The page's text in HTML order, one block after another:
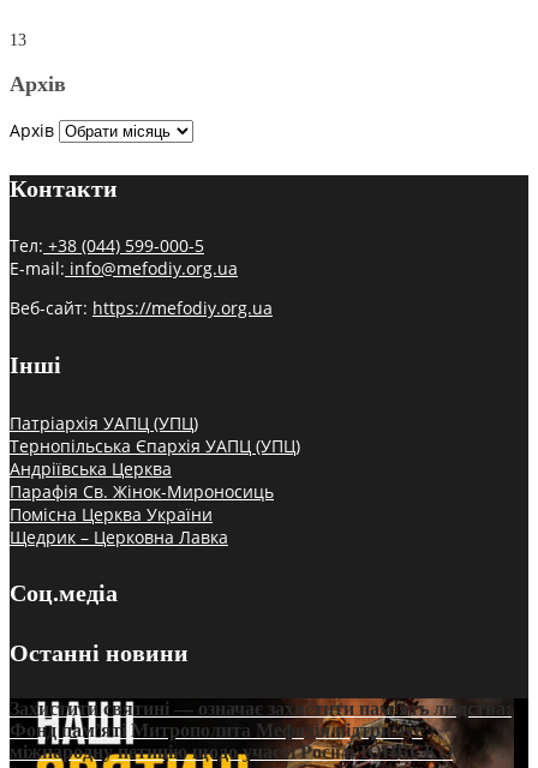
13
Архів
Архів
Контакти
Тел: +38 (044) 599-000-5
E-mail: info@mefodiy.org.ua
Веб-сайт: https://mefodiy.org.ua
Інші
Патріархія УАПЦ (УПЦ)
Тернопільська Єпархія УАПЦ (УПЦ)
Андріївська Церква
Парафія Св. Жінок-Мироносиць
Помісна Церква України
Щедрик – Церковна Лавка
Соц.медіа
Останні новини
Захистити святині — означає захистити пам’ять людства:
Фонд пам’яті Митрополита Мефодія підтримує
міжнародну петицію щодо участі Росії в ЮНЕСКО